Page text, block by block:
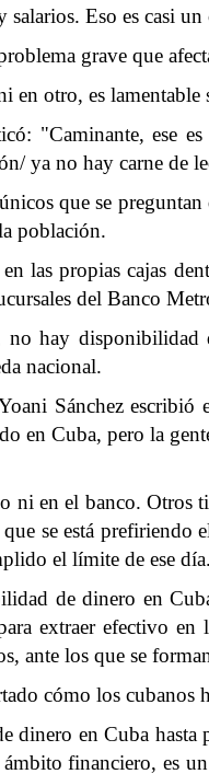
salarios. Eso es casi
grave que
otro, es lamentable
"Caminante, ese
ya no hay carne de
que se
población.
las propias cajas
del Banco
no hay
nacional.
Sánchez
en Cuba, pero la
en el banco. Otros
se está
el límite de ese
de dinero en
extraer efectivo en
ante los que se
cómo los cubanos
dinero en Cuba
financiero, es